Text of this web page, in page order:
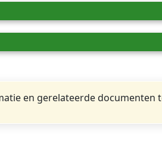
en gerelateerde documenten